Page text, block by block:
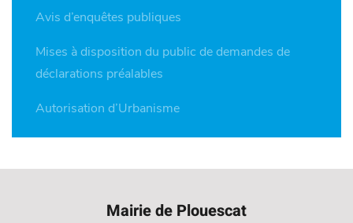
Avis d’enquêtes publiques
Mises à disposition du public de demandes de
déclarations préalables
Autorisation d’Urbanisme
Mairie de Plouescat